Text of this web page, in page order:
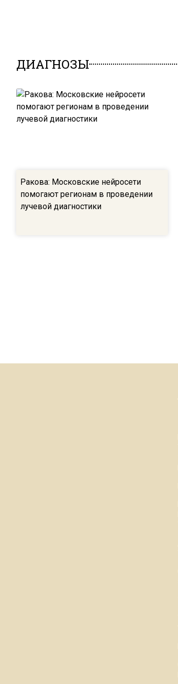
ДИАГНОЗЫ
Ракова: Московские нейросети
помогают регионам в проведении
лучевой диагностики